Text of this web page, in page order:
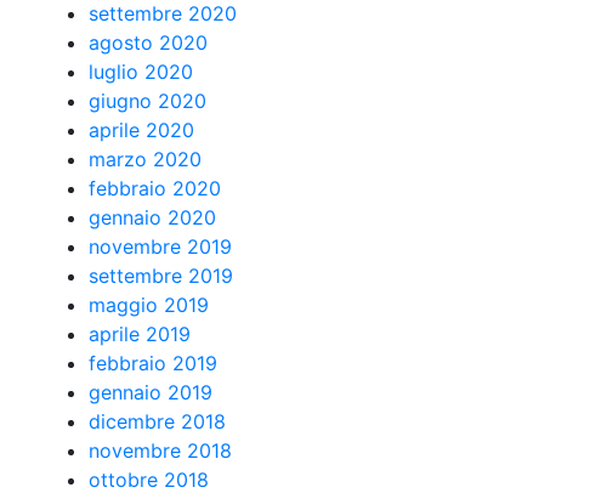
settembre 2020
agosto 2020
luglio 2020
giugno 2020
aprile 2020
marzo 2020
febbraio 2020
gennaio 2020
novembre 2019
settembre 2019
maggio 2019
aprile 2019
febbraio 2019
gennaio 2019
dicembre 2018
novembre 2018
ottobre 2018